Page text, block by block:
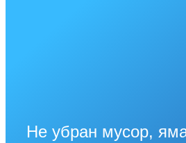
Не убран мусор,